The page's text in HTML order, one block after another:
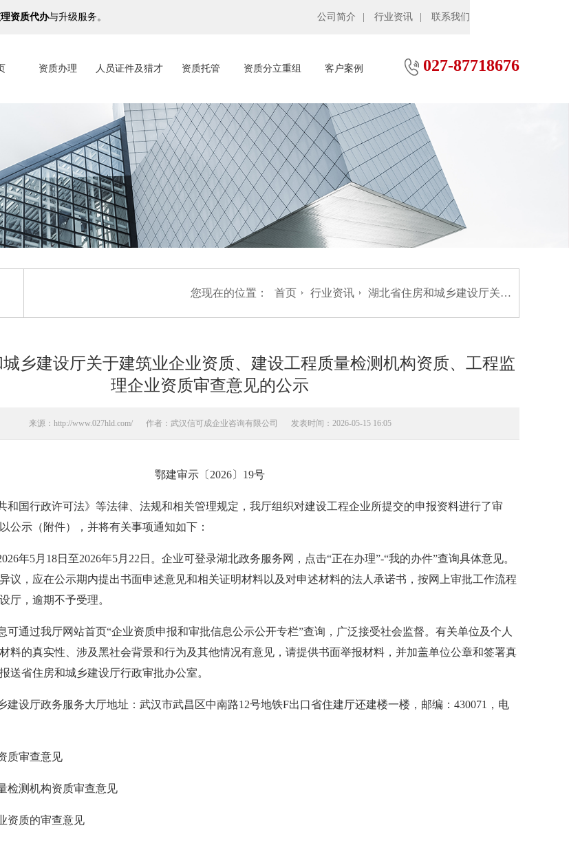
资质代办与升级服务。 公司简介 行业资讯 联系我们
027-87718676
资质办理 人员证件及猎才 资质托管 资质分立重组 客户案例
您现在的位置： 首页 行业资讯 湖北省住房和城乡建设厅关于建筑业企业资质、建设工程质量检测机构资质、工程监理企业资质审查意见的公示
乡建设厅关于建筑业企业资质、建设工程质量检测机构资质、工程监
理企业资质审查意见的公示
来源：http://www.027hld.com/ 作者：武汉信可成企业咨询有限公司 发表时间：2026-05-15 16:05
鄂建审示〔2026〕19号
国行政许可法》等法律、法规和相关管理规定，我厅组织对建设工程企业所提交的申报资料进行了审
公示（附件），并将有关事项通知如下：
年5月18日至2026年5月22日。企业可登录湖北政务服务网，点击“正在办理”-“我的办件”查询具体意见。
议，应在公示期内提出书面申述意见和相关证明材料以及对申述材料的法人承诺书，按网上审批工作流程
厅，逾期不予受理。
通过我厅网站首页“企业资质申报和审批信息公示公开专栏”查询，广泛接受社会监督。有关单位及个人
料的真实性、涉及黑社会背景和行为及其他情况有意见，请提供书面举报材料，并加盖单位公章和签署真
送省住房和城乡建设厅行政审批办公室。
设厅政务服务大厅地址：武汉市武昌区中南路12号地铁F出口省住建厅还建楼一楼，邮编：430071，电
质审查意见
测机构资质审查意见
质的审查意见